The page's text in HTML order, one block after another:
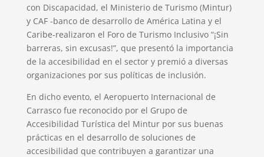
con Discapacidad, el Ministerio de Turismo (Mintur)
y CAF -banco de desarrollo de América Latina y el
Caribe-realizaron el Foro de Turismo Inclusivo “¡Sin
barreras, sin excusas!”, que presentó la importancia
de la accesibilidad en el sector y premió a diversas
organizaciones por sus políticas de inclusión.
En dicho evento, el Aeropuerto Internacional de
Carrasco fue reconocido por el Grupo de
Accesibilidad Turística del Mintur por sus buenas
prácticas en el desarrollo de soluciones de
accesibilidad que contribuyen a garantizar una